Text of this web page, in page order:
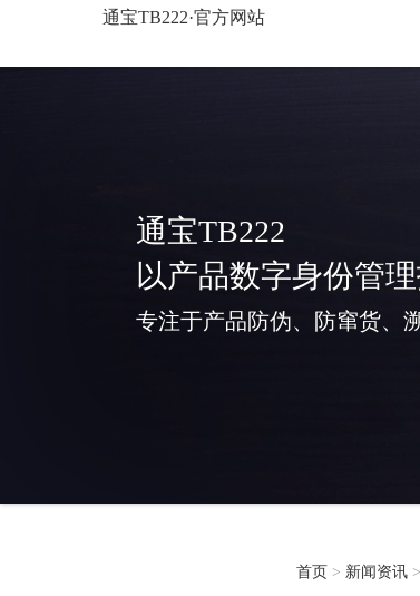
通宝TB222·官方网站
通宝TB222
以产品数字身份管
专注于产品防伪、防窜货、
首页 > 新闻资讯 >